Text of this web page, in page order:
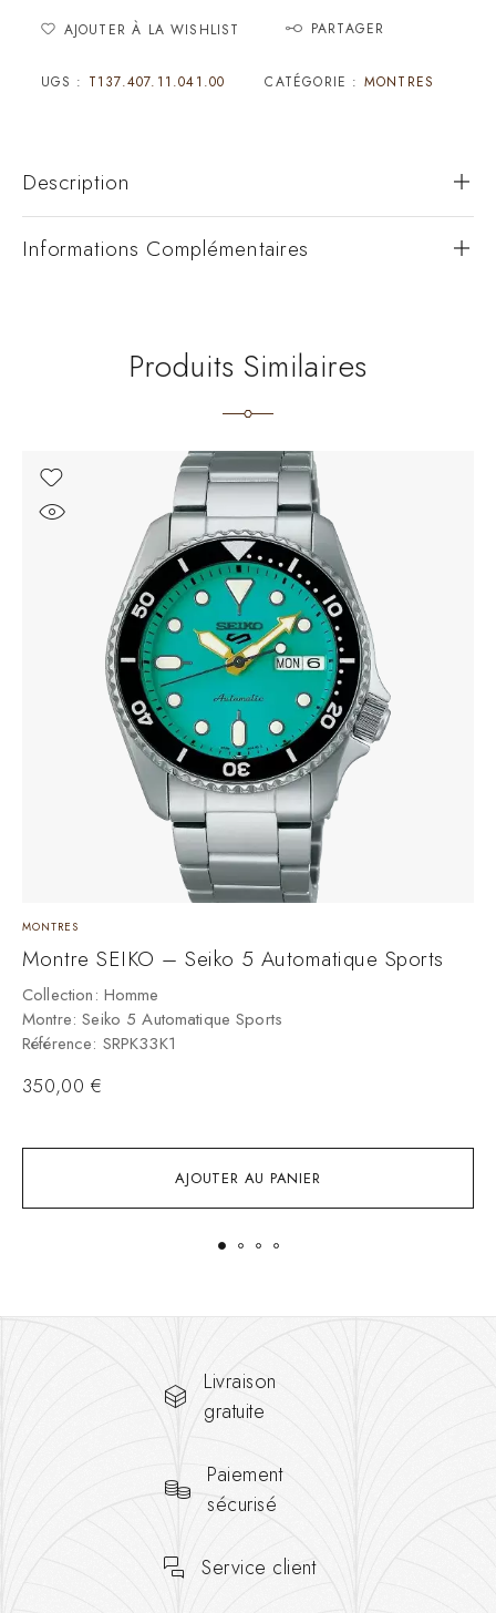
AJOUTER À LA WISHLIST PARTAGER
UGS : T137.407.11.041.00 CATÉGORIE : MONTRES
Description
Informations Complémentaires
Produits Similaires
AJOUTER AU PANIER
MONTRES
Montre SEIKO – Seiko 5 Automatique Sports
Collection: Homme
Montre: Seiko 5 Automatique Sports
Référence: SRPK33K1
350,00 €
Livraison
gratuite
Paiement
sécurisé
Service client